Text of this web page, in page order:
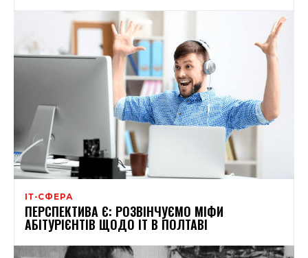
ІТ-СФЕРА
ПЕРСПЕКТИВА Є: РОЗВІНЧУЄМО МІФИ
АБІТУРІЄНТІВ ЩОДО ІТ В ПОЛТАВІ